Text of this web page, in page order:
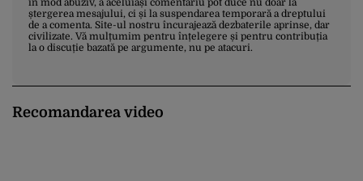
ștergerea mesajului, ci și la suspendarea temporară a dreptului
de a comenta. Site-ul nostru încurajează dezbaterile aprinse, dar
civilizate. Vă mulțumim pentru înțelegere și pentru contribuția
la o discuție bazată pe argumente, nu pe atacuri.
Recomandarea video